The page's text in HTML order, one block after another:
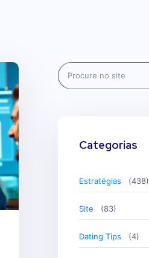
Search
Categorias
Estratégias (438)
Site (83)
Dating Tips (4)